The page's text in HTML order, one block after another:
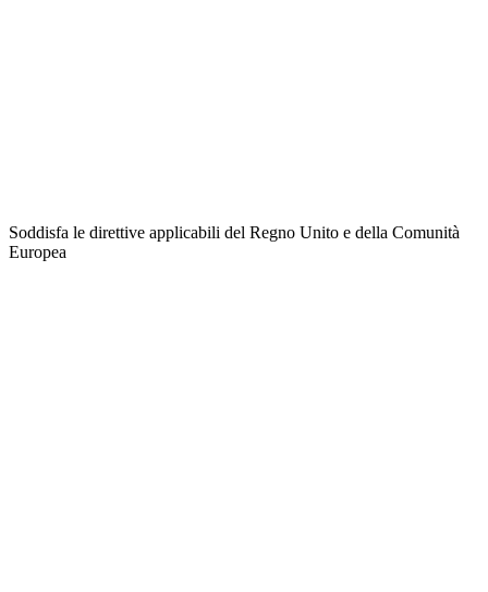
Soddisfa le direttive applicabili del Regno Unito e della Comunità
Europea